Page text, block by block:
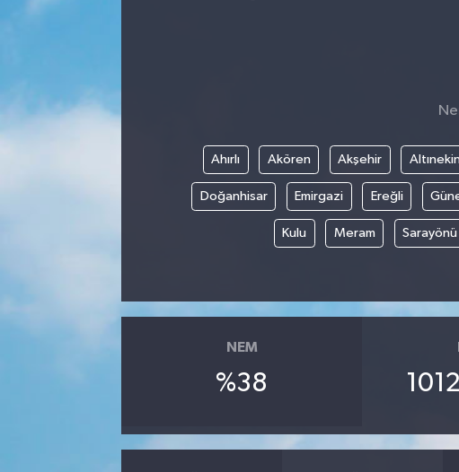
Ahırlı Akören Akşehir
Doğanhisar Emirgazi Ereğli
Kulu Meram Sarayönü
NEM
%38